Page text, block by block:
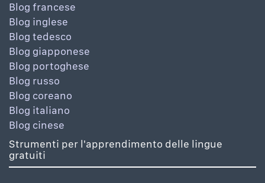
Blog francese
Blog inglese
Blog tedesco
Blog giapponese
Blog portoghese
Blog russo
Blog coreano
Blog italiano
Blog cinese
Strumenti per l'apprendimento delle lingue
gratuiti